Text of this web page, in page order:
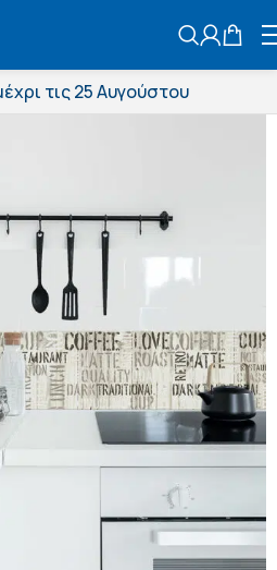
τις 25 Αυγούστου
μεταφορικά
αποστολή
παράδοση